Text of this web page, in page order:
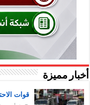
أخبار مميزة
قوات